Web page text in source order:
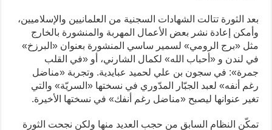
بعد الثورة تتالت الشهادات السجنية من العلمانيين والإسلاميين،
وأمكن إعادة نشر بعض الأعمال المهربة والمنشورة بالخارج
مثل «برج الرومي» لسمير ساسي المنشورة بعنوان «البرزخ»
في لندن و «أحباب الله» لكمال الشارني، أو «في القلب
جمرة»: في سجون بن علي لحميد عبايدية. وتجربة «مناضل
رغم أنفه» لعبد الجبّار المدّوري في نسختها «السريّة» والتي
تغير عنوانها ليصبح «مناضل رغم أنفك» في نسختها الأخيرة.
تمكّن النظام السابق من حجب العديد منها ولكن نجحت الثورة